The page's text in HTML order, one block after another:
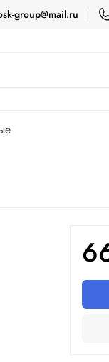
group@mail.ru